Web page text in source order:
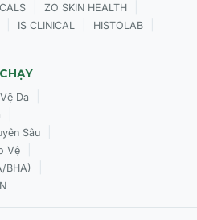
kết hợp với các sản phẩm
sóc da của Biologique
phổ rộng vào ban ngày
tia UV, nguyên nhân chính
ZO SKIN HEALTH
IS CLINICAL HISTOLAB
Da
Sâu
Vệ
BHA)